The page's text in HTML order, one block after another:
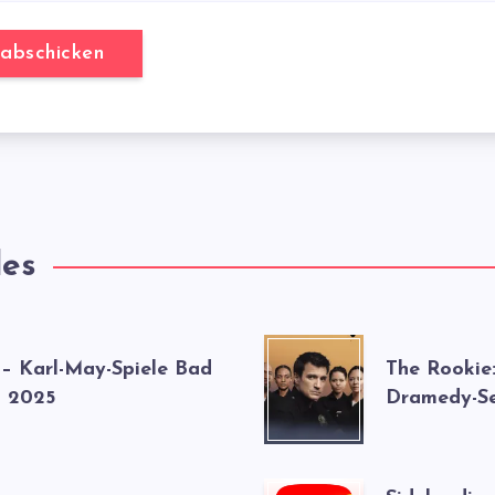
Karl-May-Spiele Bad
2025
The
Dramedy-